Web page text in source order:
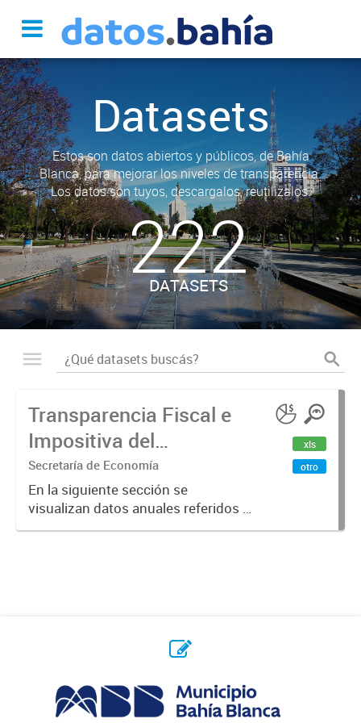
Datasets
Estos son datos abiertos y públicos, de Bahía
Blanca, para mejorar los niveles de transparencia.
Los datos son tuyos, descargalos, reutilizalos.
222
DATASETS
Transparencia Fiscal e
Impositiva del
Municipio. Año 2023
Secretaría de Economía
En la siguiente sección se
visualizan datos anuales referidos a
la transparencia fiscal e impositiva
xls
otro